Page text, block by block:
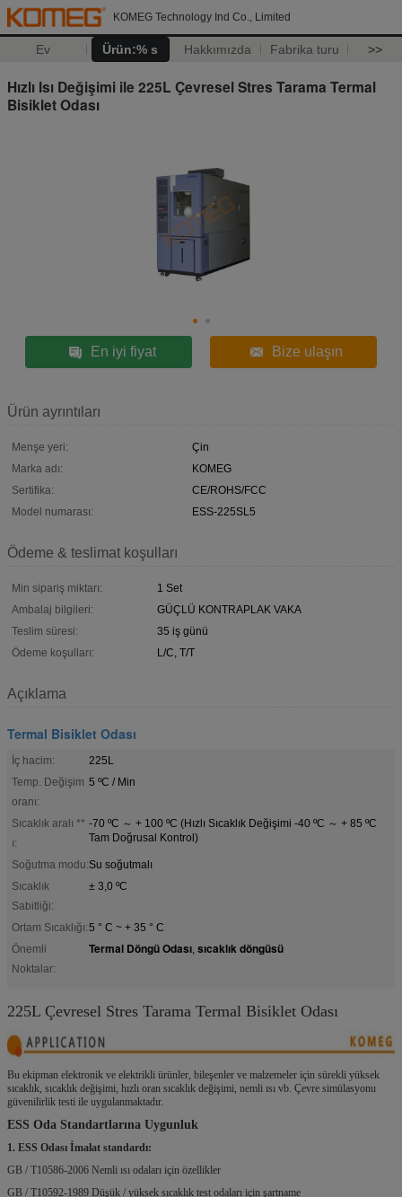
KOMEG Technology Ind Co., Limited
Ev Ürün:% s Hakkımızda Fabrika turu >>
Hızlı Isı Değişimi ile 225L Çevresel Stres Tarama Termal
Bisiklet Odası
En iyi fiyat Bize ulaşın
Ürün ayrıntıları
Menşe yeri:
Çin
Marka adı:
KOMEG
Sertifika:
CE/ROHS/FCC
Model numarası:
ESS-225SL5
Ödeme & teslimat koşulları
Min sipariş miktarı:
1 Set
Ambalaj bilgileri:
GÜÇLÜ KONTRAPLAK VAKA
Teslim süresi:
35 iş günü
Ödeme koşulları:
L/C, T/T
Açıklama
Termal Bisiklet Odası
İç hacim:
225L
Temp. Değişim
oranı:
5 ºC / Min
Sıcaklık aralı **
ı:
-70 ºC ～ + 100 ºC (Hızlı Sıcaklık Değişimi -40 ºC ～ + 85 ºC
Tam Doğrusal Kontrol)
Soğutma modu:Su soğutmalı
Sıcaklık
Sabitliği:
± 3,0 ºC
Ortam Sıcaklığı:5 ° C ~ + 35 ° C
Önemli
Noktalar:
Termal Döngü Odası, sıcaklık döngüsü
225L Çevresel Stres Tarama Termal Bisiklet Odası
Bu ekipman elektronik ve elektrikli ürünler, bileşenler ve malzemeler için sürekli yüksek
sıcaklık, sıcaklık değişimi, hızlı oran sıcaklık değişimi, nemli ısı vb. Çevre simülasyonu
güvenilirlik testi ile uygulanmaktadır.
ESS Oda Standartlarına Uygunluk
1. ESS Odası İmalat standardı:
GB / T10586-2006 Nemli ısı odaları için özellikler
GB / T10592-1989 Düşük / yüksek sıcaklık test odaları için şartname